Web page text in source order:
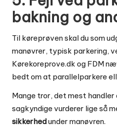
bakning og
Til køreprøven skal du som
manøvrer, typisk parkering,
Kørekoreprove.dk og FDM
bedt om at parallelparkere
Mange tror, det mest
sagkyndige vurderer lige så
sikkerhedunder manøvren.